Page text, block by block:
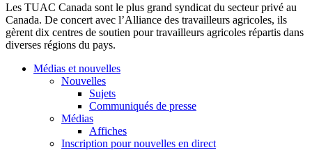
Les TUAC Canada sont le plus grand syndicat du secteur privé au
Canada. De concert avec l’Alliance des travailleurs agricoles, ils
gèrent dix centres de soutien pourtravailleurs agricoles répartis dans
diverses régions du pays.
Médias et nouvelles
Nouvelles
Sujets
Communiqués de presse
Médias
Affiches
Inscription pour nouvelles en direct